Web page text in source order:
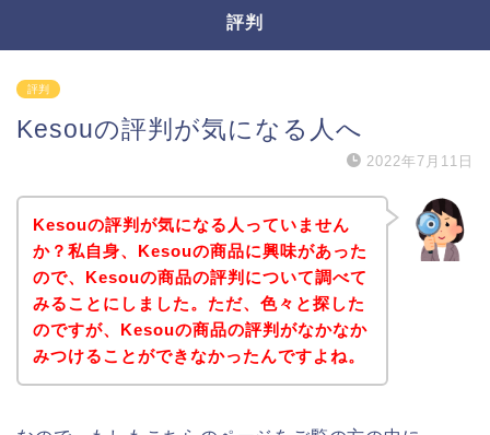
評判
評判
Kesouの評判が気になる人へ
2022年7月11日
Kesouの評判が気になる人っていません
か？私自身、Kesouの商品に興味があった
ので、Kesouの商品の評判について調べて
みることにしました。ただ、色々と探した
のですが、Kesouの商品の評判がなかなか
みつけることができなかったんですよね。